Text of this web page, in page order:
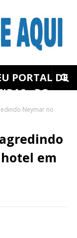
PORTAL DE
- RO
Neymar no
em